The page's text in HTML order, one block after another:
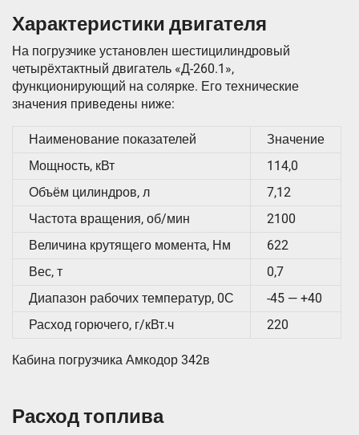
Характеристики двигателя
На погрузчике установлен шестицилиндровый
четырёхтактный двигатель «Д-260.1»,
функционирующий на солярке. Его технические
значения приведены ниже:
Наименование показателей
Значение
Мощность, кВт
114,0
Объём цилиндров, л
7,12
Частота вращения, об/мин
2100
Величина крутящего момента, Нм
622
Вес, т
0,7
Диапазон рабочих температур, 0С
-45 — +40
Расход горючего, г/кВт.ч
220
Кабина погрузчика Амкодор 342в
Расход топлива